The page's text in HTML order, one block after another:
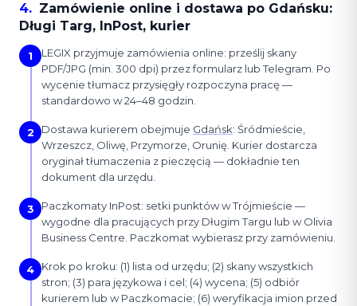
4. Zamówienie online i dostawa po Gdańsku:
Długi Targ, InPost, kurier
1
LEGIX przyjmuje zamówienia online: prześlij skany
PDF/JPG (min. 300 dpi) przez formularz lub Telegram. Po
wycenie tłumacz przysięgły rozpoczyna pracę —
standardowo w 24–48 godzin.
2 Dostawa kurierem obejmuje Gdańsk: Śródmieście,
Wrzeszcz, Oliwę, Przymorze, Orunię. Kurier dostarcza
oryginał tłumaczenia z pieczęcią — dokładnie ten
dokument dla urzędu.
3
Paczkomaty InPost: setki punktów w Trójmieście —
wygodne dla pracujących przy Długim Targu lub w Olivia
Business Centre. Paczkomat wybierasz przy zamówieniu.
4
Krok po kroku: (1) lista od urzędu; (2) skany wszystkich
stron; (3) para językowa i cel; (4) wycena; (5) odbiór
kurierem lub w Paczkomacie; (6) weryfikacja imion przed